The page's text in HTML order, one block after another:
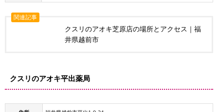
関連記事
クスリのアオキ芝原店の場所とアクセス｜福
井県越前市
クスリのアオキ平出薬局